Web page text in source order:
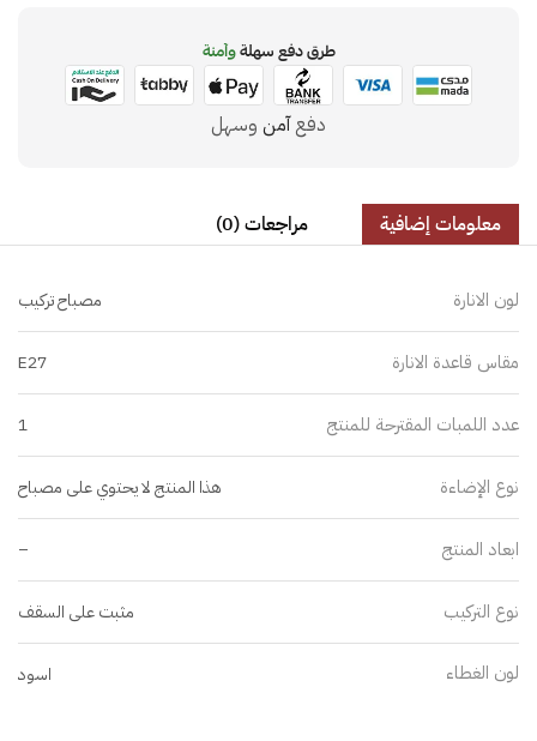
طرق دفع سهلةوآمنة
دفعآمن وسهل
معلومات إضافية مراجعات (0)
لون الانارة مصباح تركيب
مقاس قاعدة الانارة E27
عدد اللمبات المقترحة للمنتج 1
نوع الإضاءة هذا المنتج لا يحتوي على مصباح
ابعاد المنتج –
نوع التركيب مثبت على السقف
لون الغطاء اسود